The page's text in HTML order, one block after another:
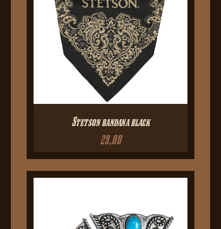
Stetson bandana black
29,00